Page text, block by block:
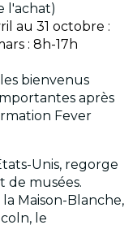
l'achat)
au 31 octobre :
: 8h-17h
bienvenus
après
Fever
Unis, regorge
de musées.
Maison-Blanche,
le